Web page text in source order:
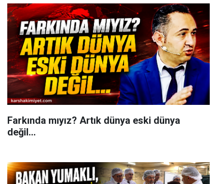
Farkında mıyız? Artık dünya eski dünya
değil...